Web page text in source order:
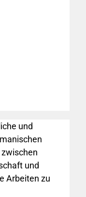
und
und
Arbeiten zu